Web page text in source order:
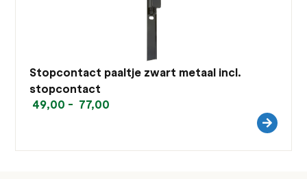
Stopcontact paaltje zwart metaal incl.
stopcontact
49,00 - 77,00